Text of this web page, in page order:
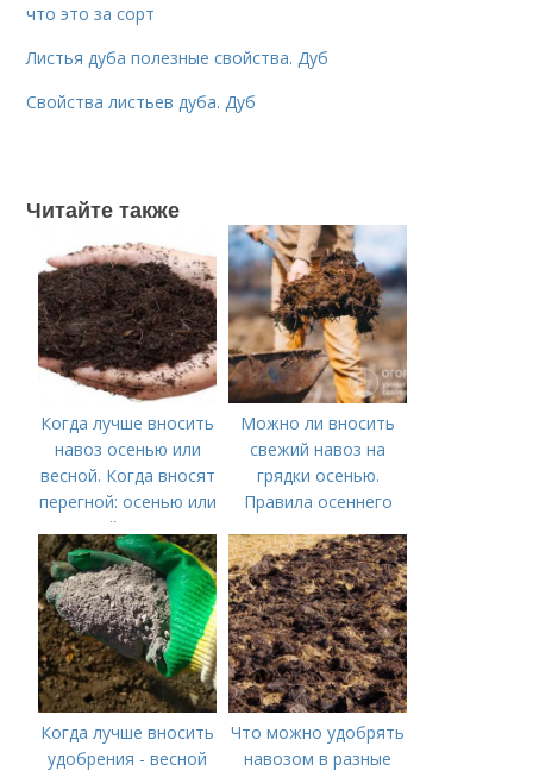
что это за сорт
Листья дуба полезные свойства. Дуб
Свойства листьев дуба. Дуб
Читайте также
Когда лучше вносить
навоз осенью или
весной. Когда вносят
перегной: осенью или
весной, правила
внесения удобрений
Можно ли вносить
свежий навоз на
грядки осенью.
Правила осеннего
Когда лучше вносить
удобрения - весной
Что можно удобрять
навозом в разные